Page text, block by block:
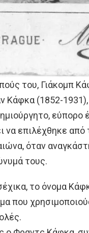
του, Γιάκομπ
Κάφκα (1852-1931),
εύπορο
να επιλέχθηκε
όταν
τους.
το όνομα
που